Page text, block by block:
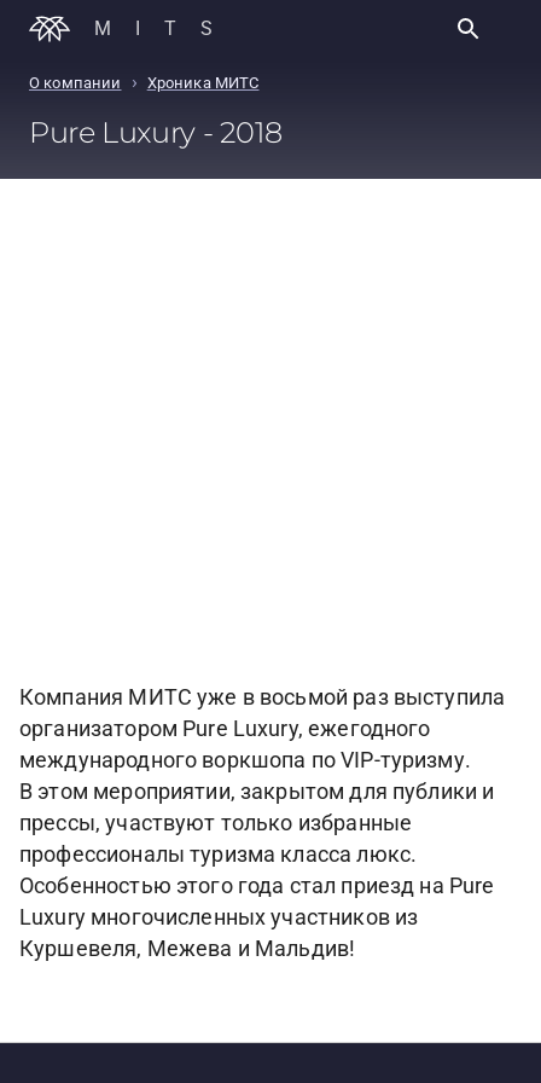
MITS
О компании › Хроника МИТС
Pure Luxury - 2018
Компания МИТС уже в восьмой раз выступила
организатором Pure Luxury, ежегодного
международного воркшопа по VIP-туризму.
В этом мероприятии, закрытом для публики и
прессы, участвуют только избранные
профессионалы туризма класса люкс.
Особенностью этого года стал приезд на Pure
Luxury многочисленных участников из
Куршевеля, Межева и Мальдив!